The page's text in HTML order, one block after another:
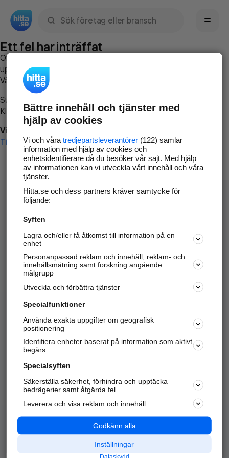
Ett fel har inträffat
Om du vill kan du
uppstod så att vi lättare och snabbare kan avhjälpa det.
Vänligen försök med följande:
Surfa till
Klicka påTillbaka-knappen i webbläsaren och försök igen
Vi beklagar besväret!
Till startsidan
Hitta.se - Gratis nummerupplysning.
Sök företag, personer och platser.
Hitta telefonnummer, adresser, företagsinfo mm.
Marknadsför företaget
Kom igång och annonsera mot
samarbetspartners nära dig.
Alla kategorier
Populära sökningar
API & Kartor
Annonsera
Integritet
Nödnummer
Bättre innehåll och tjänster med
hjälp av cookies
Vi och våra tredjepartsleverantörer(122) samlar
information med hjälp av cookies och
enhetsidentifierare då du besöker vår sajt. Med hjälp
av informationen kan vi utveckla vårt innehåll och våra
tjänster.
Hitta.se och dess partners kräver samtycke för
följande:
Syften
Lagra och/eller få åtkomst till information på en
enhet
Personanpassad reklam och innehåll, reklam- och
innehållsmätning samt forskning angående
målgrupp
Utveckla och förbättra tjänster
Specialfunktioner
Använda exakta uppgifter om geografisk
positionering
Identifiera enheter baserat på information som aktivt
begärs
Specialsyften
Säkerställa säkerhet, förhindra och upptäcka
bedrägerier samt åtgärda fel
Leverera och visa reklam och innehåll
Godkänn alla
Inställningar
Dataskydd